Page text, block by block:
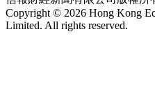
Copyright © 2026 Hong Kong
Limited. All rights reserved.